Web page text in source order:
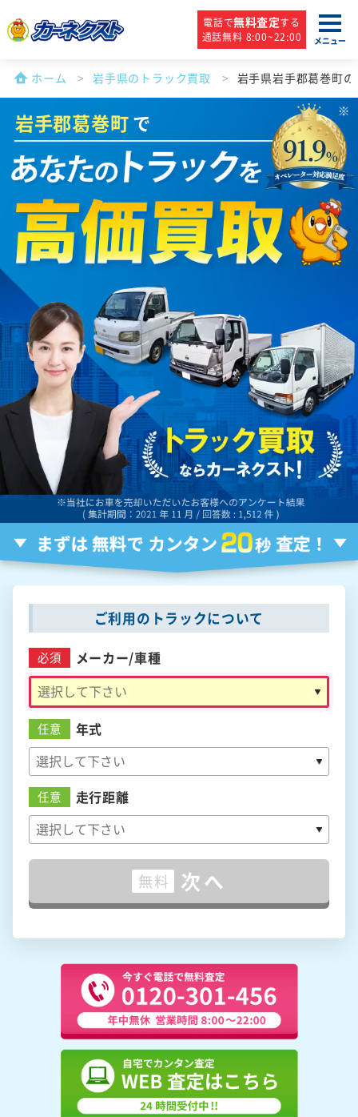
電話で無料査定する
通話無料 8:00~22:00
メニュー
ホーム 岩手県のトラック買取 岩手県岩手郡葛巻町
岩手郡葛巻町で
ご利用のトラックについて
必須 メーカー/車種
任意 年式
任意 走行距離
無料 次へ